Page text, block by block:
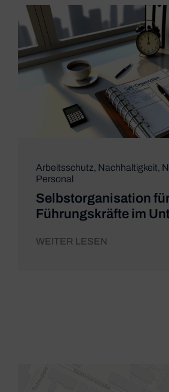
Arbeitsschutz, Nachhaltigkeit,
Personal
Selbstorganisation
Führungskräfte im
WEITER LESEN